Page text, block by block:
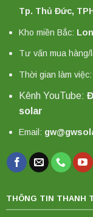
Tp. Thủ Đức,
Kho miền Bắc:
Tư vấn mua hàng/
Thời gian làm việc:
Kênh YouTube:
solar
Email:
THÔNG TIN THANH